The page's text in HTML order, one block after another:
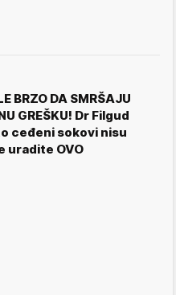
BRZO DA SMRŠAJU
GREŠKU! Dr Filgud
ceđeni sokovi nisu
uradite OVO